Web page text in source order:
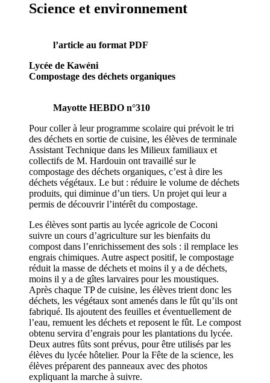
Science et environnement
l’article au format PDF
Lycée de Kawéni
Compostage des déchets organiques
Mayotte HEBDO n°310
Pour coller à leur programme scolaire qui prévoit le tri
des déchets en sortie de cuisine, les élèves de terminale
Assistant Technique dans les Milieux familiaux et
collectifs de M. Hardouin ont travaillé sur le
compostage des déchets organiques, c’est à dire les
déchets végétaux. Le but : réduire le volume de déchets
produits, qui diminue d’un tiers. Un projet qui leur a
permis de découvrir l’intérêt du compostage.
Les élèves sont partis au lycée agricole de Coconi
suivre un cours d’agriculture sur les bienfaits du
compost dans l’enrichissement des sols : il remplace les
engrais chimiques. Autre aspect positif, le compostage
réduit la masse de déchets et moins il y a de déchets,
moins il y a de gîtes larvaires pour les moustiques.
Après chaque TP de cuisine, les élèves trient donc les
déchets, les végétaux sont amenés dans le fût qu’ils ont
fabriqué. Ils ajoutent des feuilles et éventuellement de
l’eau, remuent les déchets et reposent le fût. Le compost
obtenu servira d’engrais pour les plantations du lycée.
Deux autres fûts sont prévus, pour être utilisés par les
élèves du lycée hôtelier. Pour la Fête de la science, les
élèves préparent des panneaux avec des photos
expliquant la marche à suivre.